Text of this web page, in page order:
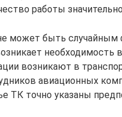
работы
может быть случайным
возникают в
авиационных
ТК точно указаны